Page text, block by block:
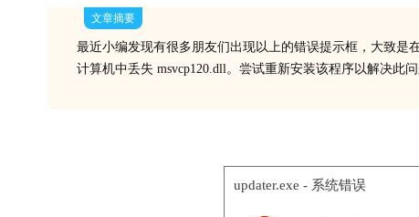
文章摘要
最近小编发现有很多朋友们出现以上的错误提示框，大致是
计算机中丢失 msvcp120.dll。尝试重新安装该程序以解决此
updater.exe - 系统错误